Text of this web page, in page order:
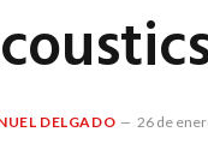
DELGADO 26 de